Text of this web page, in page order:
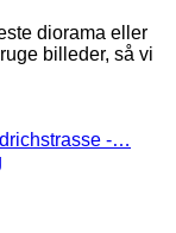
diorama eller
billeder, så vi
-…